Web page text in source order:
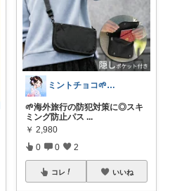
ミントチョコ🌱いつもありがとう
🌱海外旅行の防犯対策に◎スキ
ミング防止パス ...
￥ 2,980
0 0 2
コレ いいね